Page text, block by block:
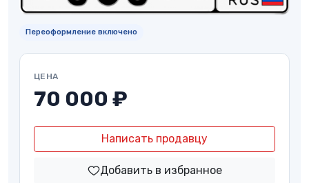
Переоформление включено
ЦЕНА
70 000 ₽
Написать продавцу
Добавить в избранное